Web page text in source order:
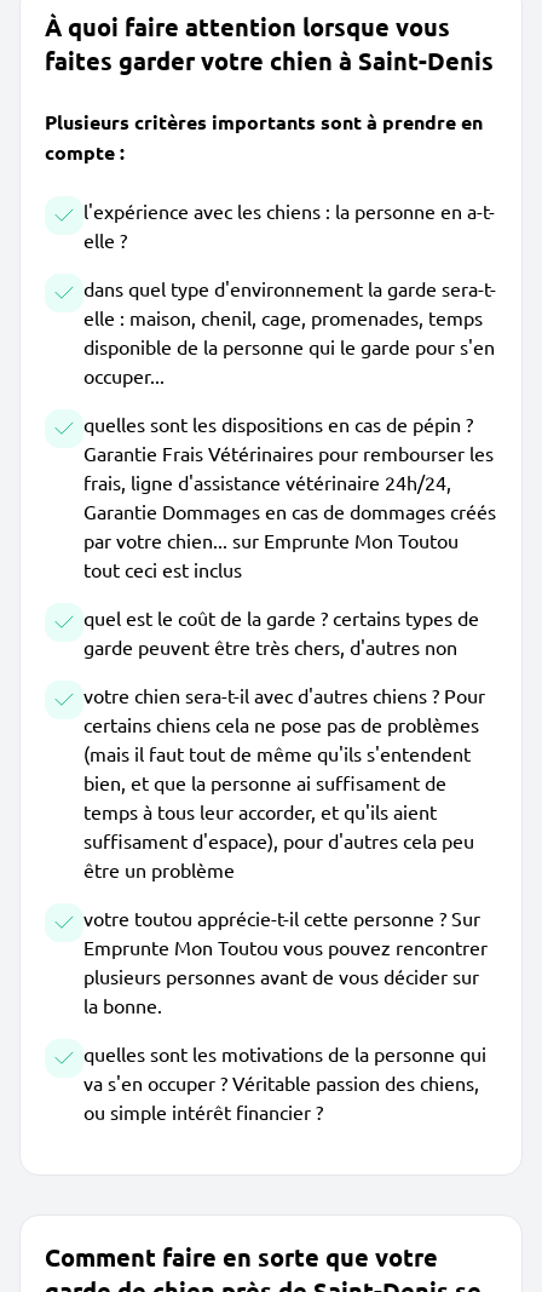
À quoi faire attention lorsque vous
faites garder votre chien à Saint-Denis
Plusieurs critères importants sont à prendre en
compte :
l'expérience avec les chiens : la personne en a-t-
elle ?
dans quel type d'environnement la garde sera-t-
elle : maison, chenil, cage, promenades, temps
disponible de la personne qui le garde pour s'en
occuper...
quelles sont les dispositions en cas de pépin ?
Garantie Frais Vétérinaires pour rembourser les
frais, ligne d'assistance vétérinaire 24h/24,
Garantie Dommages en cas de dommages créés
par votre chien... sur Emprunte Mon Toutou
tout ceci est inclus
quel est le coût de la garde ? certains types de
garde peuvent être très chers, d'autres non
votre chien sera-t-il avec d'autres chiens ? Pour
certains chiens cela ne pose pas de problèmes
(mais il faut tout de même qu'ils s'entendent
bien, et que la personne ai suffisament de
temps à tous leur accorder, et qu'ils aient
suffisament d'espace), pour d'autres cela peu
être un problème
votre toutou apprécie-t-il cette personne ? Sur
Emprunte Mon Toutou vous pouvez rencontrer
plusieurs personnes avant de vous décider sur
la bonne.
quelles sont les motivations de la personne qui
va s'en occuper ? Véritable passion des chiens,
ou simple intérêt financier ?
Comment faire en sorte que votre